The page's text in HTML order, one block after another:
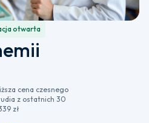
otwarta
że istnieje możliwość wyboru
cena czesnego
z ostatnich 30
zł